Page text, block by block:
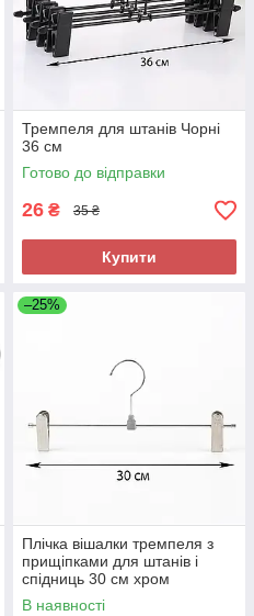
Тремпеля для штанів Чорні
36 см
Готово до відправки
26 ₴ 35 ₴
Купити
–25%
Плічка вішалки тремпеля з
прищіпками для штанів і
спідниць 30 см хром
В наявності